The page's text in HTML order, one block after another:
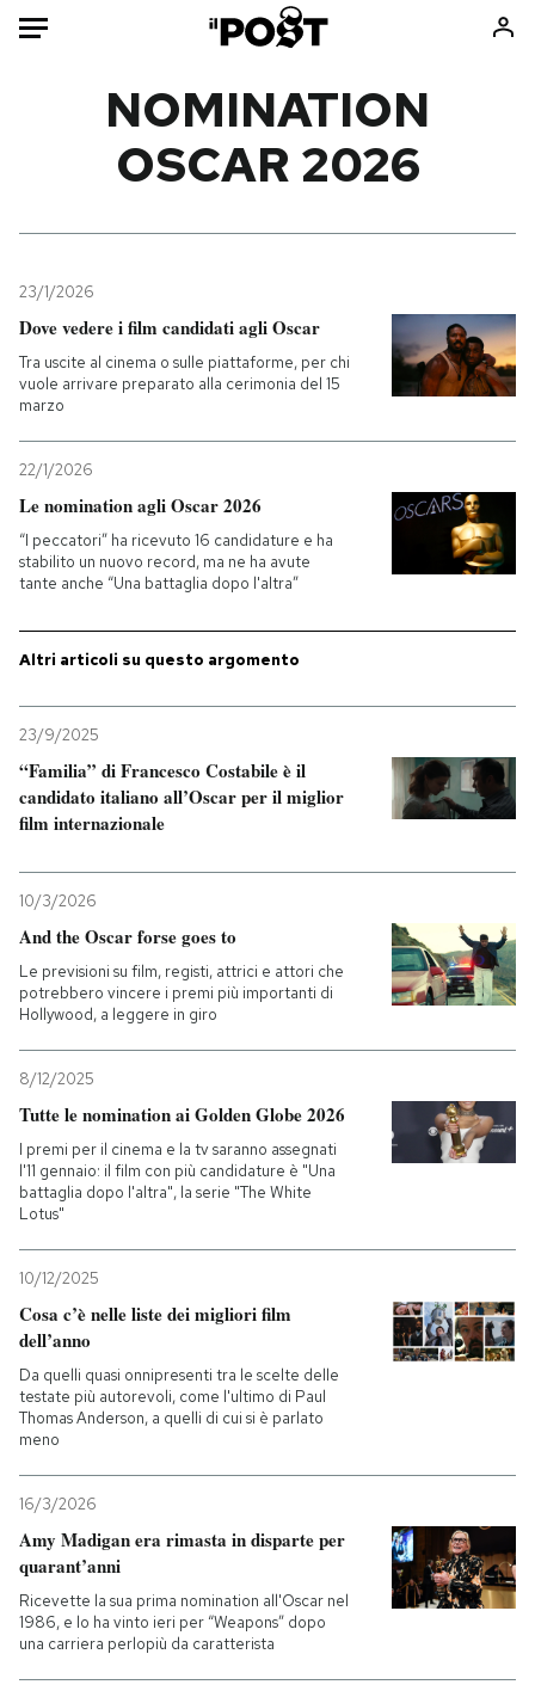
Mondo
Tecnologia
Internet
Scienza
Economia
Sport
Libri
Ok Boomer!
Media
Altrecose
PODCAST
NEWSLETTER
I MIEI PREFERITI
SHOP
CALENDARIO
AREA PERSONALE
Entra
NOMINATION
OSCAR 2026
23/1/2026
Dove vedere i film candidati agli Oscar
Tra uscite al cinema o sulle piattaforme, per chi
vuole arrivare preparato alla cerimonia del 15
marzo
22/1/2026
Le nomination agli Oscar 2026
“I peccatori” ha ricevuto 16 candidature e ha
stabilito un nuovo record, ma ne ha avute
tante anche “Una battaglia dopo l'altra”
Altri articoli su questo argomento
23/9/2025
“Familia” di Francesco Costabile è il
candidato italiano all’Oscar per il miglior
film internazionale
10/3/2026
And the Oscar forse goes to
Le previsioni su film, registi, attrici e attori che
potrebbero vincere i premi più importanti di
Hollywood, a leggere in giro
8/12/2025
Tutte le nomination ai Golden Globe 2026
I premi per il cinema e la tv saranno assegnati
l'11 gennaio: il film con più candidature è "Una
battaglia dopo l'altra", la serie "The White
Lotus"
10/12/2025
Cosa c’è nelle liste dei migliori film
dell’anno
Da quelli quasi onnipresenti tra le scelte delle
testate più autorevoli, come l'ultimo di Paul
Thomas Anderson, a quelli di cui si è parlato
meno
16/3/2026
Amy Madigan era rimasta in disparte per
quarant’anni
Ricevette la sua prima nomination all'Oscar nel
1986, e lo ha vinto ieri per “Weapons” dopo
una carriera perlopiù da caratterista